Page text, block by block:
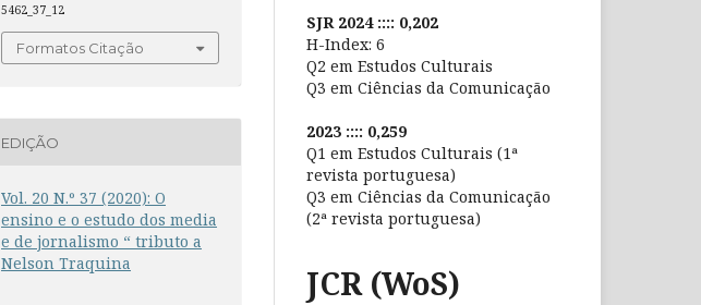
5462_37_12
Formatos Citação
EDIÇÃO
Vol. 20 N.º 37 (2020): O
ensino e o estudo dos media
e de jornalismo “ tributo a
Nelson Traquina
SJR 2024 :::: 0,202
H-Index: 6
Q2 em Estudos Culturais
Q3 em Ciências da Comunicação
2023 :::: 0,259
Q1 em Estudos Culturais (1ª
revista portuguesa)
Q3 em Ciências da Comunicação
(2ª revista portuguesa)
JCR (WoS)